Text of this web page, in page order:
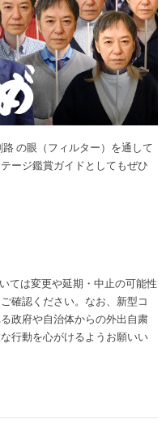
の眼（フィルター）を通して
ージ鑑賞ガイドとしてもぜひ
ては変更や延期・中止の可能性
確認ください。なお、新型コ
政府や自治体からの外出自粛
行動を心がけるようお願いい